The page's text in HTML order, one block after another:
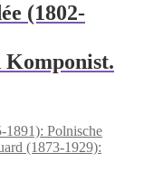
(1802-
Komponist.
1891): Polnische
(1873-1929):